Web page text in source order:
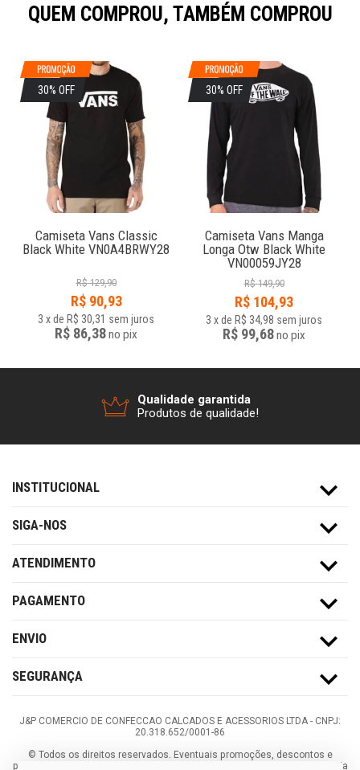
QUEM COMPROU, TAMBÉM COMPROU
30% OFF
Camiseta Vans Classic
Black White VN0A4BRWY28
R$ 129,90
R$ 90,93
3 xde R$ 30,31 sem juros
R$ 86,38no pix
30% OFF
Camiseta Vans Manga
Longa Otw Black White
VN00059JY28
R$ 149,90
R$ 104,93
3 xde R$ 34,98 sem juros
R$ 99,68no pix
Qualidade garantida
Produtos de qualidade!
INSTITUCIONAL
SIGA-NOS
ATENDIMENTO
PAGAMENTO
ENVIO
SEGURANÇA
J&P COMERCIO DE CONFECCAO CALCADOS E ACESSORIOS LTDA - CNPJ:
20.318.652/0001-86
© Todos os direitos reservados. Eventuais promoções, descontos e
prazos de pagamento expostos aqui são válidos apenas para compras via